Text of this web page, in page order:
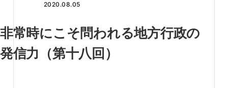
2020.08.05
非常時にこそ問われる地方行政の
発信力（第十八回）